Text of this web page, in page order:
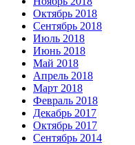
Октябрь 2018
Сентябрь 2018
Июль 2018
Июнь 2018
Май 2018
Апрель 2018
Март 2018
Февраль 2018
Декабрь 2017
Октябрь 2017
Сентябрь 2014